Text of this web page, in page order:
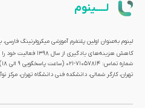
لــــینوم
لینوم به‌عنوان اولین پلتفرم آموزشی میکرولرنینگ
کاهش هزینه‌های یادگیری از سال 1398 فعالیت خود را آغاز کرده‌است.
شماره تماس: 71057814-021 (ساعت پاسخگویی ۹ الی ۱۸)
تهران، کارگر شمالی، دانشکده فنی دانشگاه تهران، مرکز